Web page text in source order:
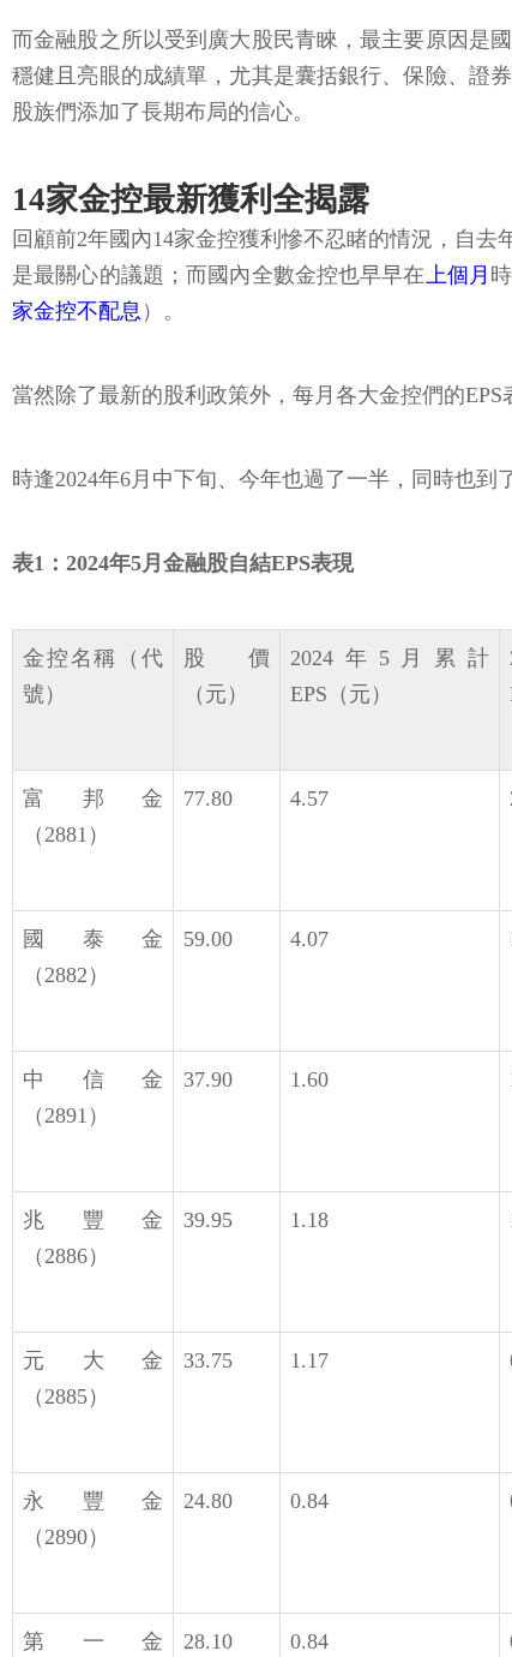
而金融股之所以受到廣大股民青睞，最主要原因是
穩健且亮眼的成績單，尤其是囊括銀行、保險、證
股族們添加了長期布局的信心。
14家金控最新獲利全揭露
回顧前2年國內14家金控獲利慘不忍睹的情況，自
是最關心的議題；而國內全數金控也早早在上個月
家金控不配息 ）。
當然除了最新的股利政策外，每月各大金控們的
時逢2024年6月中下旬、今年也過了一半，同時也
表1：2024年5月金融股自結EPS表現
金控名稱（代
號）
股價
（元）
2024年5月累計
EPS（元）
富邦金
（2881）
77.80 4.57
國泰金
（2882）
59.00 4.07
中信金
（2891）
37.90 1.60
兆豐金
（2886）
39.95 1.18
元大金
（2885）
33.75 1.17
永豐金
（2890）
24.80 0.84
第一金
28.10 0.84